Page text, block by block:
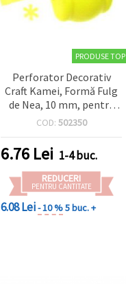
PRODUSE TOP
Perforator Decorativ
Craft Kamei, Formă Fulg
de Nea, 10 mm, pentru
carton până la 160 g/m²
COD: 502350
6.76 Lei 1-4 buc.
REDUCERI
PENTRU CANTITATE
6.08 Lei- 10 %5 buc. +